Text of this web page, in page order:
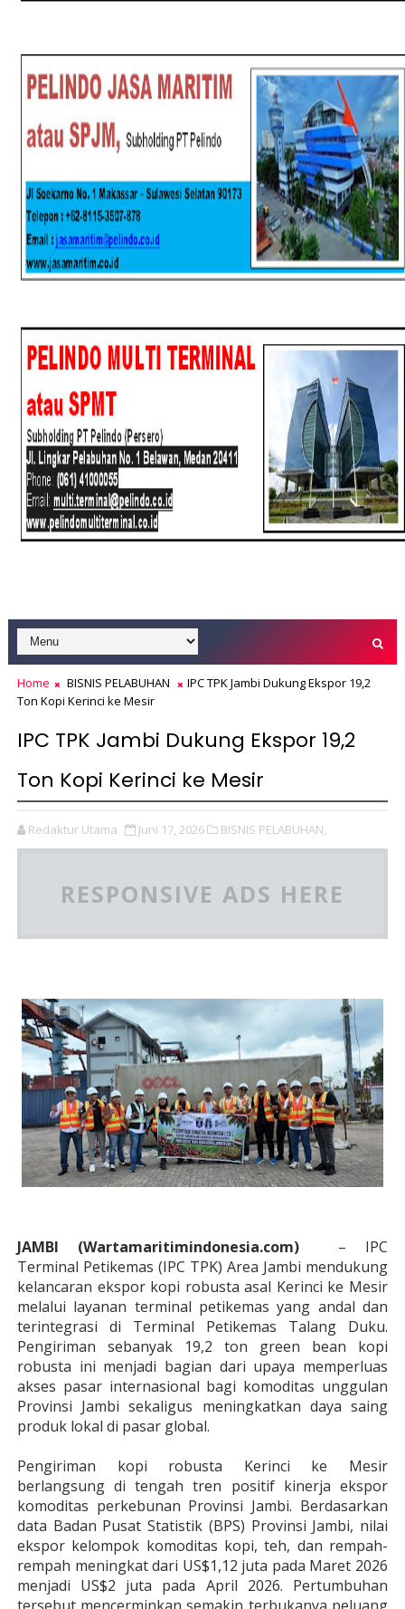
Home BISNIS PELABUHAN
IPC TPK Jambi Dukung Ekspor 19,2
Ton Kopi Kerinci ke Mesir
IPC TPK Jambi Dukung Ekspor 19,2
Ton Kopi Kerinci ke Mesir
Redaktur Utama Juni 17, 2026 BISNIS PELABUHAN,
RESPONSIVE ADS HERE
JAMBI (Wartamaritimindonesia.com)
– IPC
Terminal Petikemas (IPC TPK) Area Jambi mendukung
kelancaran ekspor kopi robusta asal Kerinci ke Mesir
melalui layanan terminal petikemas yang andal dan
terintegrasi di Terminal Petikemas Talang Duku.
Pengiriman sebanyak 19,2 ton green bean kopi
robusta ini menjadi bagian dari upaya memperluas
akses pasar internasional bagi komoditas unggulan
Provinsi Jambi sekaligus meningkatkan daya saing
produk lokal di pasar global.
Pengiriman kopi robusta Kerinci ke Mesir
berlangsung di tengah tren positif kinerja ekspor
komoditas perkebunan Provinsi Jambi. Berdasarkan
data Badan Pusat Statistik (BPS) Provinsi Jambi, nilai
ekspor kelompok komoditas kopi, teh, dan rempah-
rempah meningkat dari US$1,12 juta pada Maret 2026
menjadi US$2 juta pada April 2026. Pertumbuhan